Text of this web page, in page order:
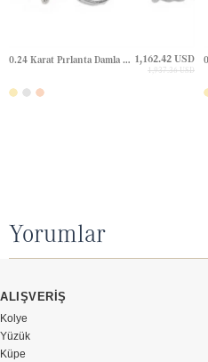
0.24 Karat Pırlanta Damla Zümrüt Halo Çivili Altın Küpe 1,162.42 USD
1,937.36 USD
Yorumlar
ALIŞVERİŞ
Kolye
Yüzük
Küpe